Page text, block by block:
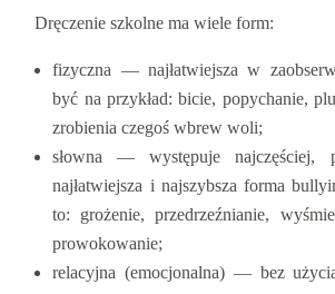
Dręczenie szkolne ma wiele form:
fizyczna — najłatwiejsza w
być na przykład: bicie, popychanie,
zrobienia czegoś wbrew woli;
słowna — występuje najczęściej,
najłatwiejsza i najszybsza forma
to: grożenie, przedrzeźnianie,
prowokowanie;
relacyjna (emocjonalna) — bez